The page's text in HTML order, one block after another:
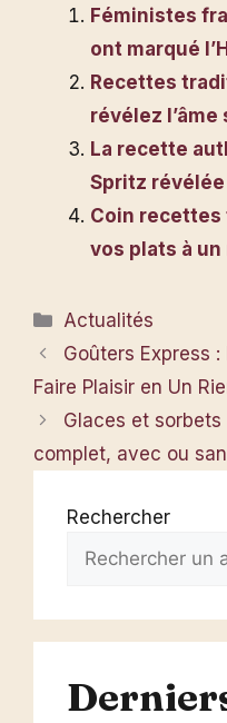
Féministes
ont marqué
Recettes
révélez
La recette
Spritz révélée
Coin
vos plats à un
Catégories
Actualités
Goûters Express
Faire Plaisir en Un
Glaces et
complet, avec ou
Rechercher